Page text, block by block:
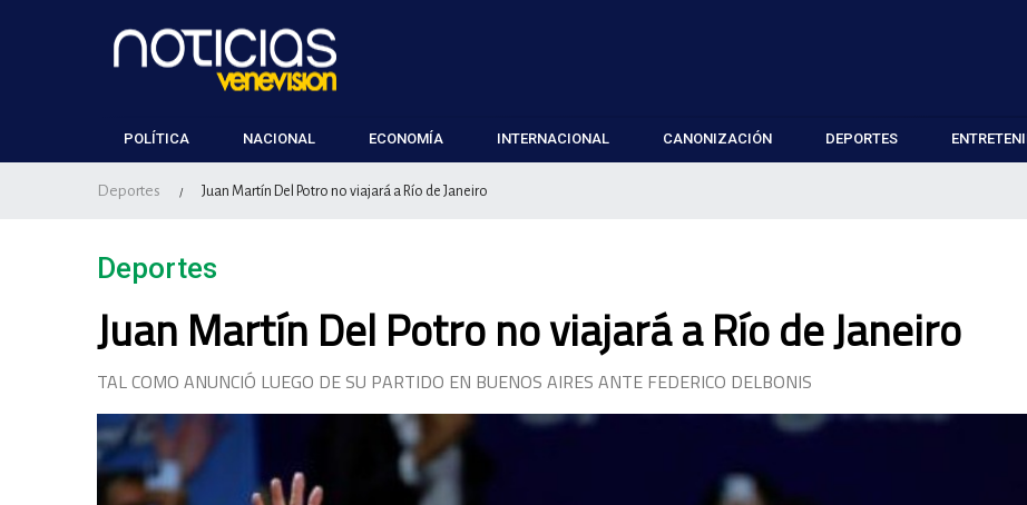
POLÍTICA NACIONAL ECONOMÍA INTERNACIONAL CANONIZACIÓN DEPORTES
Deportes / Juan Martín Del Potro no viajará a Río de Janeiro
Deportes
Juan Martín Del Potro no viajará a Río de Janeiro
TAL COMO ANUNCIÓ LUEGO DE SU PARTIDO EN BUENOS AIRES ANTE FEDERICO DELBONIS